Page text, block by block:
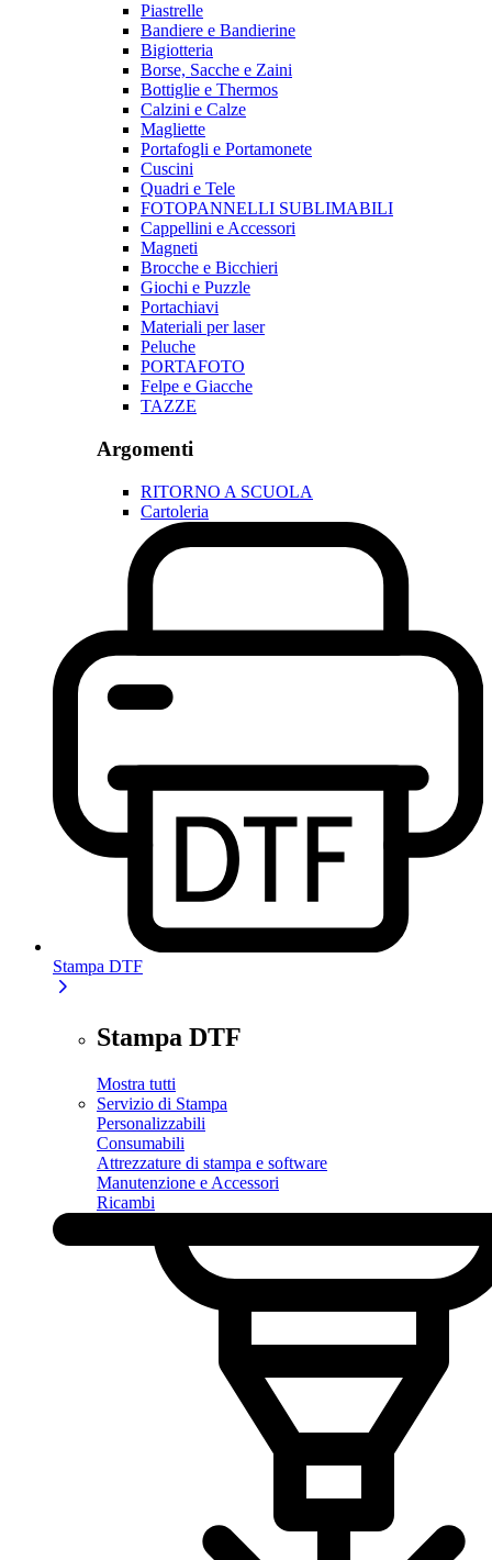
Piastrelle
Bandiere e Bandierine
Bigiotteria
Borse, Sacche e Zaini
Bottiglie e Thermos
Calzini e Calze
Magliette
Portafogli e Portamonete
Cuscini
Quadri e Tele
FOTOPANNELLI SUBLIMABILI
Cappellini e Accessori
Magneti
Brocche e Bicchieri
Giochi e Puzzle
Portachiavi
Materiali per laser
Peluche
PORTAFOTO
Felpe e Giacche
TAZZE
Argomenti
RITORNO A SCUOLA
Cartoleria
Stampa DTF
Stampa DTF
Mostra tutti
Servizio di Stampa
Personalizzabili
Consumabili
Attrezzature di stampa e software
Manutenzione e Accessori
Ricambi